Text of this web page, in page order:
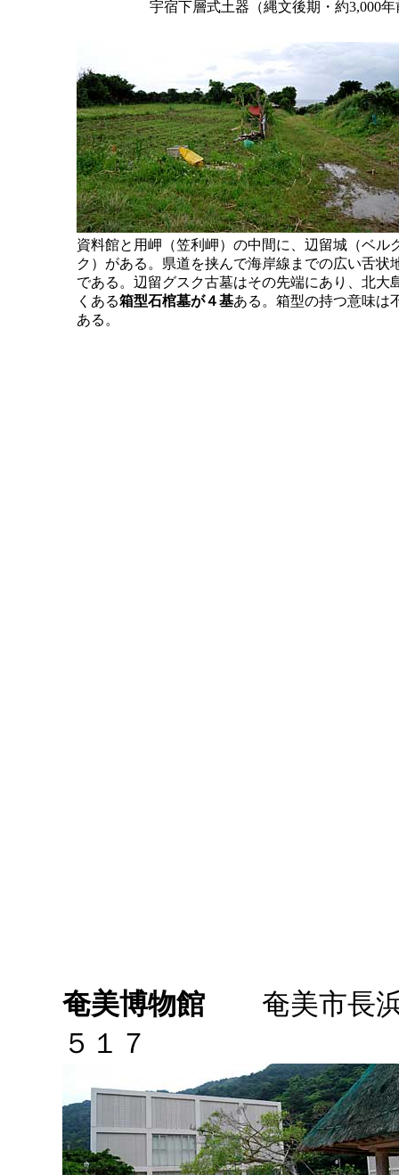
宇宿下層式土器（縄文後期・約3,000
資料館と用岬（笠利岬）の中間に、辺留城（ベル
ク）がある。県道を挟んで海岸線までの広い舌状
である。辺留グスク古墓はその先端にあり、北大
くある箱型石棺墓が４基ある。箱型の持つ意味は
ある。
奄美博物館 奄美市長
５１７